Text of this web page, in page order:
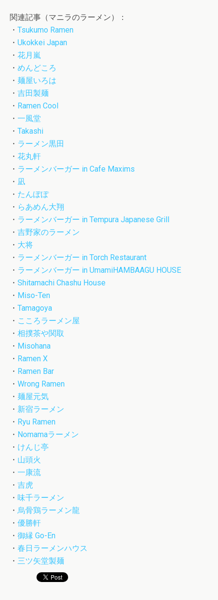
関連記事（マニラのラーメン）：
・ Tsukumo Ramen
・ Ukokkei Japan
・ 花月嵐
・ めんどころ
・ 麺屋いろは
・ 吉田製麺
・ Ramen Cool
・ 一風堂
・ Takashi
・ ラーメン黒田
・ 花丸軒
・ ラーメンバーガー in Cafe Maxims
・ 凪
・ たんぽぽ
・ らあめん大翔
・ ラーメンバーガー in Tempura Japanese Grill
・ 吉野家のラーメン
・ 大将
・ ラーメンバーガー in Torch Restaurant
・ ラーメンバーガー in UmamiHAMBAAGU HOUSE
・ Shitamachi Chashu House
・ Miso-Ten
・ Tamagoya
・ こころラーメン屋
・ 相撲茶や関取
・ Misohana
・ Ramen X
・ Ramen Bar
・ Wrong Ramen
・ 麺屋元気
・ 新宿ラーメン
・ Ryu Ramen
・ Nomamaラーメン
・ けんじ亭
・ 山頭火
・ 一康流
・ 吉虎
・ 味千ラーメン
・ 烏骨鶏ラーメン龍
・ 優勝軒
・ 御縁 Go-En
・ 春日ラーメンハウス
・ 三ツ矢堂製麺